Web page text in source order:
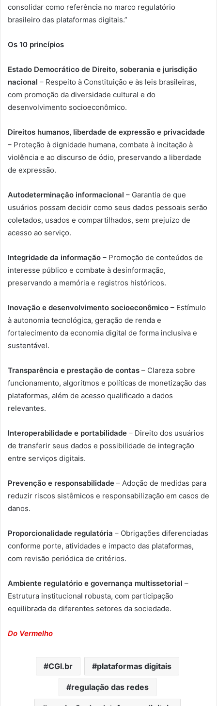
consolidar como referência no marco regulatório
brasileiro das plataformas digitais.”
Os 10 princípios
Estado Democrático de Direito, soberania e jurisdição
nacional – Respeito à Constituição e às leis brasileiras,
com promoção da diversidade cultural e do
desenvolvimento socioeconômico.
Direitos humanos, liberdade de expressão e privacidade
– Proteção à dignidade humana, combate à incitação à
violência e ao discurso de ódio, preservando a liberdade
de expressão.
Autodeterminação informacional – Garantia de que
usuários possam decidir como seus dados pessoais serão
coletados, usados e compartilhados, sem prejuízo de
acesso ao serviço.
Integridade da informação – Promoção de conteúdos de
interesse público e combate à desinformação,
preservando a memória e registros históricos.
Inovação e desenvolvimento socioeconômico – Estímulo
à autonomia tecnológica, geração de renda e
fortalecimento da economia digital de forma inclusiva e
sustentável.
Transparência e prestação de contas – Clareza sobre
funcionamento, algoritmos e políticas de monetização das
plataformas, além de acesso qualificado a dados
relevantes.
Interoperabilidade e portabilidade – Direito dos usuários
de transferir seus dados e possibilidade de integração
entre serviços digitais.
Prevenção e responsabilidade – Adoção de medidas para
reduzir riscos sistêmicos e responsabilização em casos de
danos.
Proporcionalidade regulatória – Obrigações diferenciadas
conforme porte, atividades e impacto das plataformas,
com revisão periódica de critérios.
Ambiente regulatório e governança multissetorial –
Estrutura institucional robusta, com participação
equilibrada de diferentes setores da sociedade.
Do Vermelho
CGI.br plataformas digitais
regulação das redes